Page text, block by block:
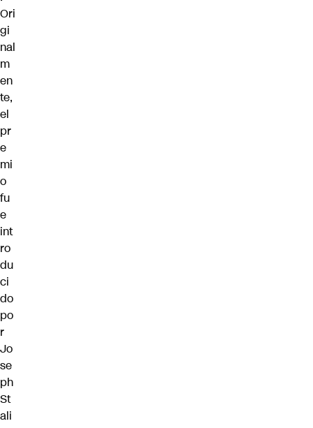
Ori
gi
nal
m
en
te,
el
pr
e
mi
o
fu
e
int
ro
du
ci
do
po
r
Jo
se
ph
St
ali